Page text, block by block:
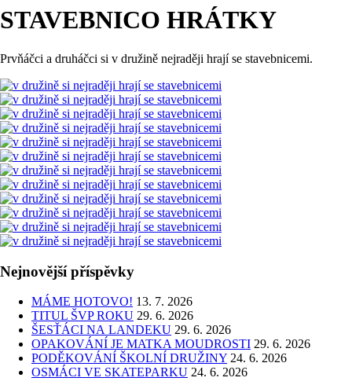
STAVEBNICO HRÁTKY
Prvňáčci a druháčci si v družině nejraději hrají se stavebnicemi.
Nejnovější příspěvky
MÁME HOTOVO! 13. 7. 2026
TITUL ŠVP ROKU 29. 6. 2026
ŠESŤÁCI NA LANDEKU 29. 6. 2026
OPAKOVÁNÍ JE MATKA MOUDROSTI 29. 6. 2026
PODĚKOVÁNÍ ŠKOLNÍ DRUŽINY 24. 6. 2026
OSMÁCI VE SKATEPARKU 24. 6. 2026